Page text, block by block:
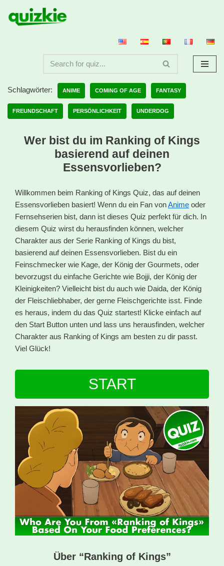
Zum
Schlagwörter: ANIME COMING OF AGE FANTASY
FREUNDSCHAFT PERSÖNLICHKEIT UNDERDOG
Wer bist du im Ranking of Kings
basierend auf deinen
Essensvorlieben?
Willkommen beim Ranking of Kings Quiz, das auf deinen
Essensvorlieben basiert! Wenn du ein Fan vonAnime oder
Fernsehserien bist, dann ist dieses Quiz perfekt für dich. In
diesem Quiz wirst du herausfinden können, welcher
Charakter aus der Serie Ranking of Kings du bist,
basierend auf deinen Essensvorlieben. Bist du ein
Feinschmecker wie Kage, der König der Gourmets, oder
bevorzugst du einfache Gerichte wie Bojji, der König der
Kleinigkeiten? Vielleicht bist du auch wie Daida, der König
der Fleischliebhaber, der gerne Fleischgerichte isst. Finde
es heraus, indem du das Quiz startest! Klicke einfach auf
den Start Button unten und lass uns herausfinden, welcher
Charakter aus Ranking of Kings am besten zu dir passt.
Viel Glück!
START
Über “Ranking of Kings”